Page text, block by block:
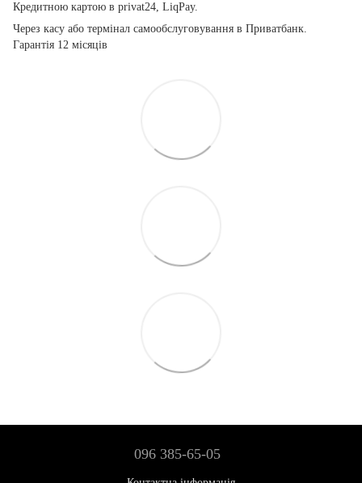
Кредитною картою в privat24, LiqPay.
Через касу або термінал самообслуговування в Приватбанк.
Гарантія 12 місяців
096 385-65-05